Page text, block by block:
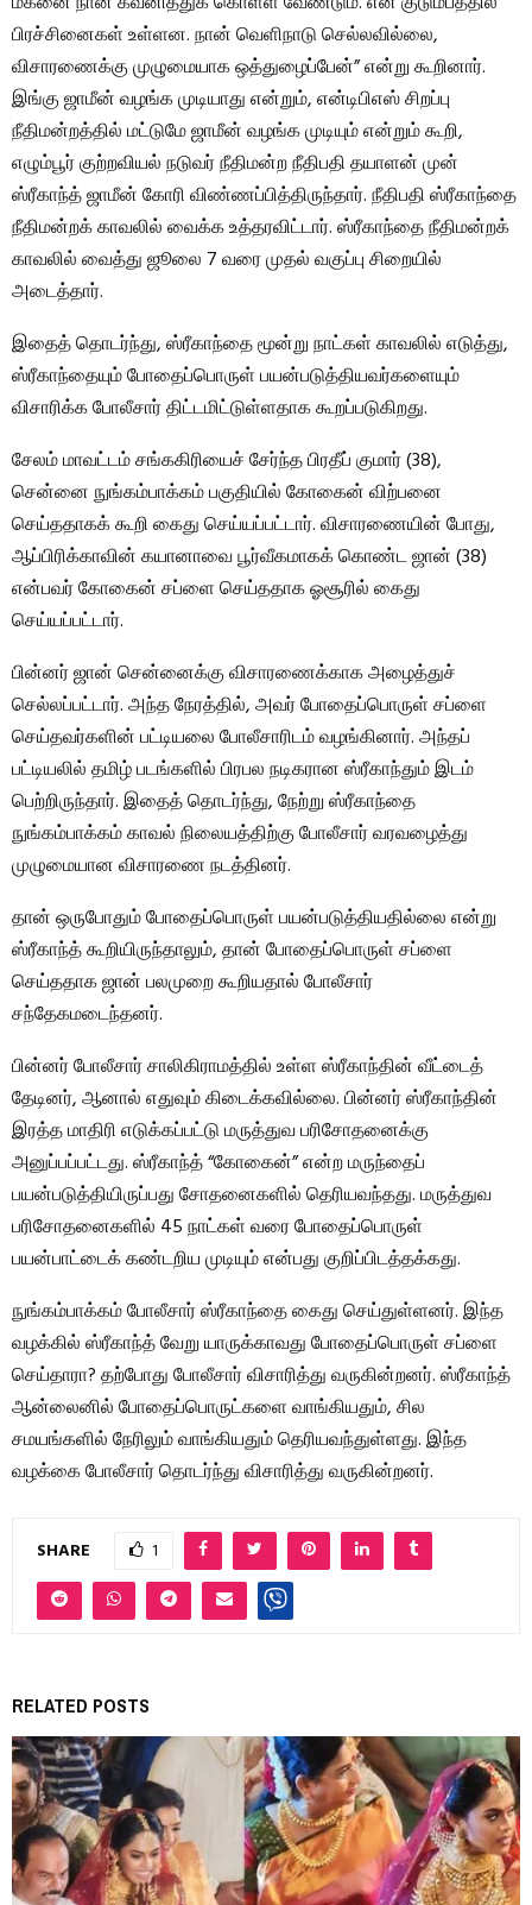
பிரச்சினைகள் உள்ளன. நான் வெளிநாடு செல்லவில்லை,
விசாரணைக்கு முழுமையாக ஒத்துழைப்பேன்” என்று கூறினார்.
இங்கு ஜாமீன் வழங்க முடியாது என்றும், என்டிபிஎஸ் சிறப்பு
நீதிமன்றத்தில் மட்டுமே ஜாமீன் வழங்க முடியும் என்றும் கூறி,
எழும்பூர் குற்றவியல் நடுவர் நீதிமன்ற நீதிபதி தயாளன் முன்
ஸ்ரீகாந்த் ஜாமீன் கோரி விண்ணப்பித்திருந்தார். நீதிபதி ஸ்ரீகாந்தை
நீதிமன்றக் காவலில் வைக்க உத்தரவிட்டார். ஸ்ரீகாந்தை நீதிமன்றக்
காவலில் வைத்து ஜூலை 7 வரை முதல் வகுப்பு சிறையில்
அடைத்தார்.
இதைத் தொடர்ந்து, ஸ்ரீகாந்தை மூன்று நாட்கள் காவலில் எடுத்து,
ஸ்ரீகாந்தையும் போதைப்பொருள் பயன்படுத்தியவர்களையும்
விசாரிக்க போலீசார் திட்டமிட்டுள்ளதாக கூறப்படுகிறது.
சேலம் மாவட்டம் சங்ககிரியைச் சேர்ந்த பிரதீப் குமார் (38),
சென்னை நுங்கம்பாக்கம் பகுதியில் கோகைன் விற்பனை
செய்ததாகக் கூறி கைது செய்யப்பட்டார். விசாரணையின் போது, ​​
ஆப்பிரிக்காவின் கயானாவை பூர்வீகமாகக் கொண்ட ஜான் (38)
என்பவர் கோகைன் சப்ளை செய்ததாக ஓசூரில் கைது
செய்யப்பட்டார்.
பின்னர் ஜான் சென்னைக்கு விசாரணைக்காக அழைத்துச்
செல்லப்பட்டார். அந்த நேரத்தில், அவர் போதைப்பொருள் சப்ளை
செய்தவர்களின் பட்டியலை போலீசாரிடம் வழங்கினார். அந்தப்
பட்டியலில் தமிழ் படங்களில் பிரபல நடிகரான ஸ்ரீகாந்தும் இடம்
பெற்றிருந்தார். இதைத் தொடர்ந்து, நேற்று ஸ்ரீகாந்தை
நுங்கம்பாக்கம் காவல் நிலையத்திற்கு போலீசார் வரவழைத்து
முழுமையான விசாரணை நடத்தினர்.
தான் ஒருபோதும் போதைப்பொருள் பயன்படுத்தியதில்லை என்று
ஸ்ரீகாந்த் கூறியிருந்தாலும், தான் போதைப்பொருள் சப்ளை
செய்ததாக ஜான் பலமுறை கூறியதால் போலீசார்
சந்தேகமடைந்தனர்.
பின்னர் போலீசார் சாலிகிராமத்தில் உள்ள ஸ்ரீகாந்தின் வீட்டைத்
தேடினர், ஆனால் எதுவும் கிடைக்கவில்லை. பின்னர் ஸ்ரீகாந்தின்
இரத்த மாதிரி எடுக்கப்பட்டு மருத்துவ பரிசோதனைக்கு
அனுப்பப்பட்டது. ஸ்ரீகாந்த் “கோகைன்” என்ற மருந்தைப்
பயன்படுத்தியிருப்பது சோதனைகளில் தெரியவந்தது. மருத்துவ
பரிசோதனைகளில் 45 நாட்கள் வரை போதைப்பொருள்
பயன்பாட்டைக் கண்டறிய முடியும் என்பது குறிப்பிடத்தக்கது.
நுங்கம்பாக்கம் போலீசார் ஸ்ரீகாந்தை கைது செய்துள்ளனர். இந்த
வழக்கில் ஸ்ரீகாந்த் வேறு யாருக்காவது போதைப்பொருள் சப்ளை
செய்தாரா? தற்போது போலீசார் விசாரித்து வருகின்றனர். ஸ்ரீகாந்த்
ஆன்லைனில் போதைப்பொருட்களை வாங்கியதும், சில
சமயங்களில் நேரிலும் வாங்கியதும் தெரியவந்துள்ளது. இந்த
வழக்கை போலீசார் தொடர்ந்து விசாரித்து வருகின்றனர்.
SHARE 1
RELATED POSTS